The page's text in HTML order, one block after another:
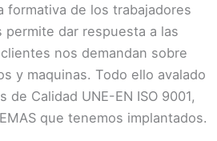
formativa de los trabajadores
permite dar respuesta a las
nos demandan sobre
y maquinas. Todo ello avalado
Calidad UNE-EN ISO 9001,
que tenemos implantados.